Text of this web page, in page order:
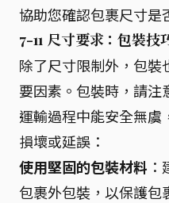
協助您確認包裹尺寸是
7-11 尺寸要求：包裝技
除了尺寸限制外，包裝
要因素。包裝時，請注
運輸過程中能安全無虞
損壞或延誤：
使用堅固的包裝材料
包裹外包裝，以保護包